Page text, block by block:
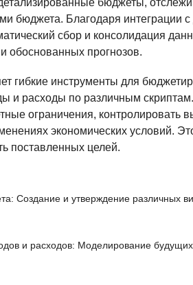
бюджета. Благодаря интеграции
сбор и консолидация
обоснованных прогнозов.
гибкие инструменты для
и расходы по различным
ограничения, контролировать
экономических условий.
поставленных целей.
Создание и утверждение различных
и расходов: Моделирование